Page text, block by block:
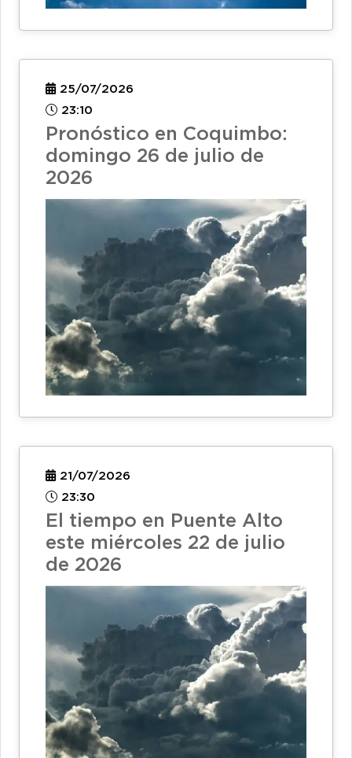
25/07/2026
23:10
Pronóstico en Coquimbo:
domingo 26 de julio de
2026
21/07/2026
23:30
El tiempo en Puente Alto
este miércoles 22 de julio
de 2026